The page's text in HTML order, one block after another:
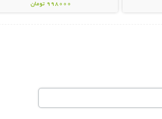
998000 تومان